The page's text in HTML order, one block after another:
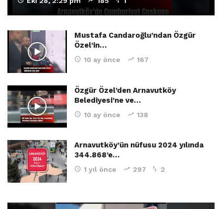
Mustafa Candaroğlu’ndan Özgür
Özel’in…
10 ay önce 167
Özgür Özel’den Arnavutköy
Belediyesi’ne ve…
10 ay önce 138
Arnavutköy’ün nüfusu 2024 yılında
344.868’e…
1 yıl önce 297 2